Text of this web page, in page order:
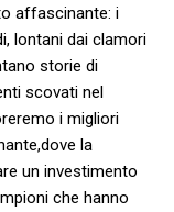
affascinante: i
lontani dai clamori
storie di
‌scovati nel
i migliori
la
un investimento
⁢che hanno⁢